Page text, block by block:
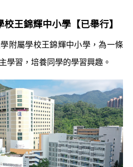
校王錦輝中小學【已舉行】
附屬學校王錦輝中小學，為一條
學習，培養同學的學習興趣。